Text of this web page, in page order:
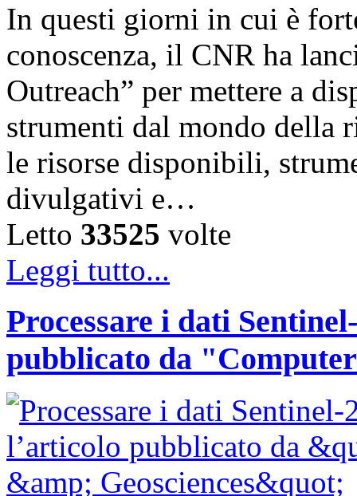
In questi giorni in cui è
conoscenza, il CNR ha
Outreach” per mettere a
strumenti dal mondo della
le risorse disponibili,
divulgativi e…
Letto 33525 volte
Leggi tutto...
Processare i dati
pubblicato da